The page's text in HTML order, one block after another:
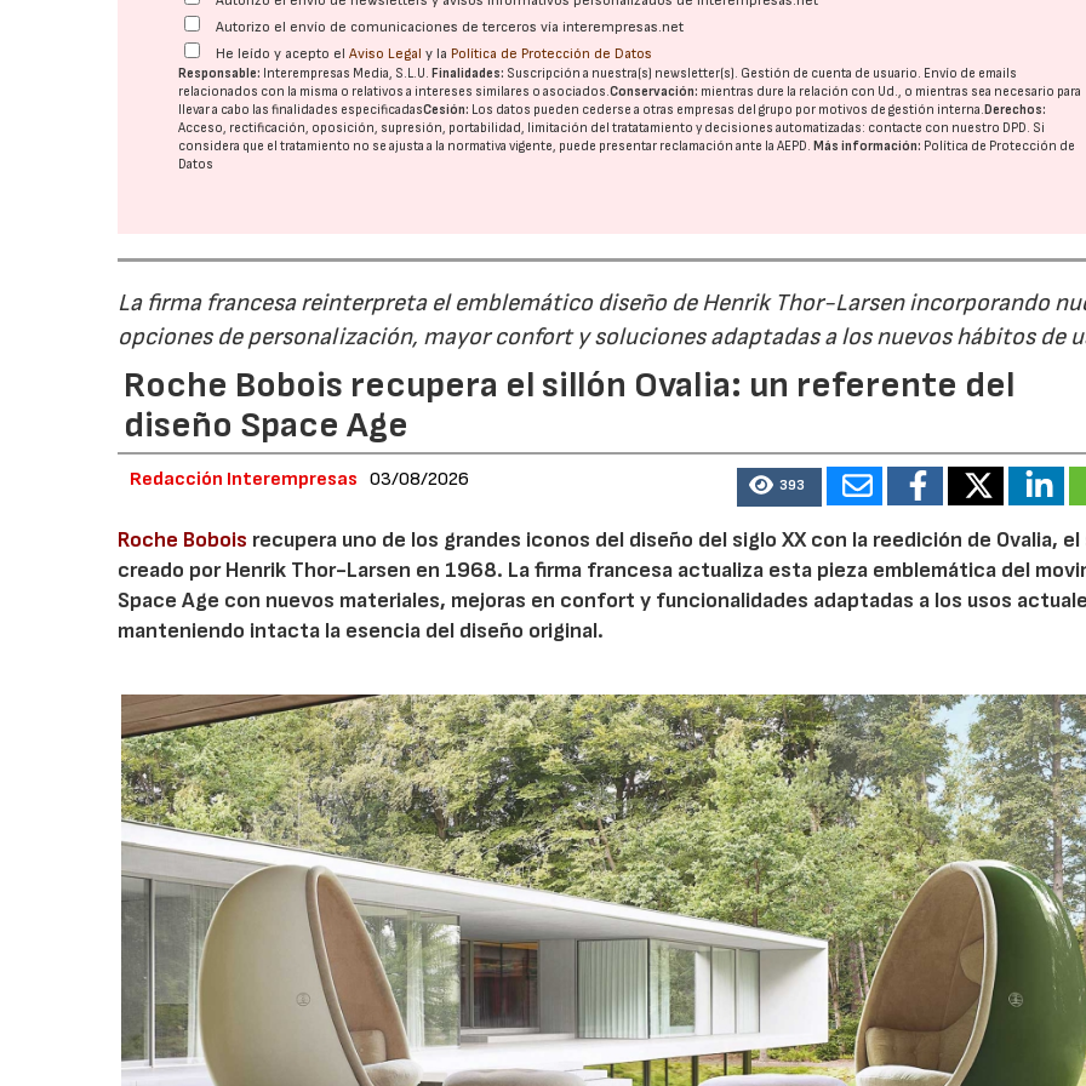
Autorizo el envío de comunicaciones de terceros vía interempresas.net
He leído y acepto elAviso Legal y la Política de Protección de Datos
Responsable: Interempresas Media, S.L.U.Finalidades: Suscripción a nuestra(s) newsletter(s). Gestión de cuenta de usuario. Envío de emails
relacionados con la misma o relativos a intereses similares o asociados.Conservación: mientras dure la relación con Ud., o mientras sea necesario para
llevar a cabo las finalidades especificadasCesión: Los datos pueden cederse a otras empresas del grupo por motivos de gestión interna.Derechos:
Acceso, rectificación, oposición, supresión, portabilidad, limitación del tratatamiento y decisiones automatizadas: contacte con nuestro DPD. Si
considera que el tratamiento no se ajusta a la normativa vigente, puede presentar reclamación ante laAEPD.Más información: Política de Protección de
Datos
La firma francesa reinterpreta el emblemático diseño de Henrik Thor-Larsen incorporando
opciones de personalización, mayor confort y soluciones adaptadas a los nuevos hábitos de
Roche Bobois recupera el sillón Ovalia: un referente del
diseño Space Age
Redacción Interempresas 03/08/2026 393
Roche Bobois recupera uno de los grandes iconos del diseño del siglo XX con la reedición de Ovalia, el
creado por Henrik Thor-Larsen en 1968. La firma francesa actualiza esta pieza emblemática del
Space Age con nuevos materiales, mejoras en confort y funcionalidades adaptadas a los usos
manteniendo intacta la esencia del diseño original.